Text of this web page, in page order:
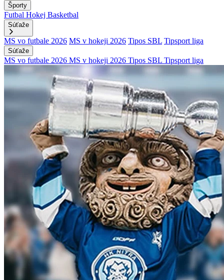
Športy
Futbal Hokej Basketbal
Súťaže
MS vo futbale 2026 MS v hokeji 2026 Tipos SBL Tipsport liga
Súťaže
MS vo futbale 2026 MS v hokeji 2026 Tipos SBL Tipsport liga